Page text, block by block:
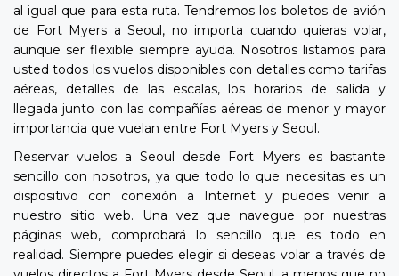
al igual que para esta ruta. Tendremos los boletos de avión
de Fort Myers a Seoul, no importa cuando quieras volar,
aunque ser flexible siempre ayuda. Nosotros listamos para
usted todos los vuelos disponibles con detalles como tarifas
aéreas, detalles de las escalas, los horarios de salida y
llegada junto con las compañías aéreas de menor y mayor
importancia que vuelan entre Fort Myers y Seoul.
Reservar vuelos a Seoul desde Fort Myers es bastante
sencillo con nosotros, ya que todo lo que necesitas es un
dispositivo con conexión a Internet y puedes venir a
nuestro sitio web. Una vez que navegue por nuestras
páginas web, comprobará lo sencillo que es todo en
realidad. Siempre puedes elegir si deseas volar a través de